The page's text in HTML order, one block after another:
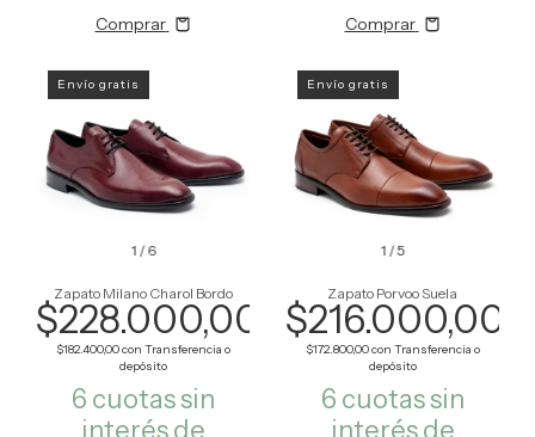
Comprar Comprar
1 /6
Envío gratis
Zapato Milano Charol Bordo
$228.000,00
$182.400,00con Transferencia o
depósito
6 cuotas sin
interés de
1 /5
Envío gratis
Zapato Porvoo Suela
$216.000,00
$172.800,00con Transferencia o
depósito
6 cuotas sin
interés de